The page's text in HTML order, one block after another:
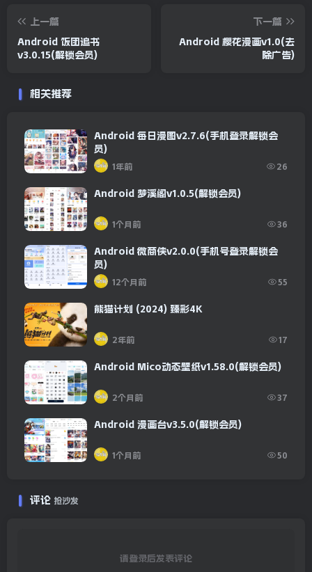
上一篇
Android 饭团追书
v3.0.15(解锁会员)
下一篇
Android 樱花漫画v1.0(去
除广告)
相关推荐
Android 每日漫图v2.7.6(手机登录解锁会
员)
1年前 26
Android 梦溪阁v1.0.5(解锁会员)
1个月前 36
Android 微商侠v2.0.0(手机号登录解锁会
员)
12个月前 55
熊猫计划 (2024) 臻彩4K
2年前 17
Android Mico动态壁纸v1.58.0(解锁会员)
2个月前 37
Android 漫画台v3.5.0(解锁会员)
1个月前 50
评论 抢沙发
请登录后发表评论